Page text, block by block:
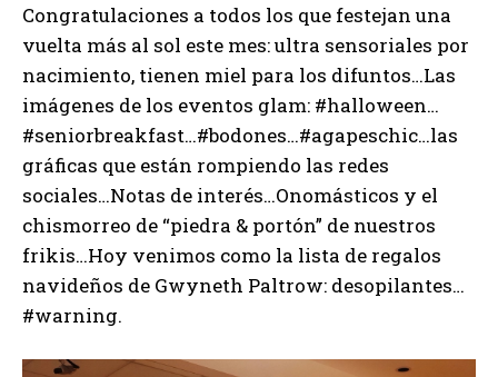
Congratulaciones a todos los que festejan una
vuelta más al sol este mes: ultra sensoriales por
nacimiento, tienen miel para los difuntos…Las
imágenes de los eventos glam: #halloween…
#seniorbreakfast…#bodones…#agapeschic…las
gráficas que están rompiendo las redes
sociales…Notas de interés…Onomásticos y el
chismorreo de “piedra & portón” de nuestros
frikis…Hoy venimos como la lista de regalos
navideños de Gwyneth Paltrow: desopilantes…
#warning.